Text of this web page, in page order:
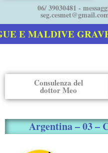
06/ 39030481 -
E MALDIVE GRAVE
Consulenza del
dottor Meo
Argentina – 03 –